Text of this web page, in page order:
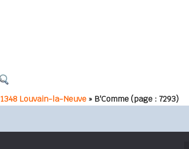
1348 Louvain-la-Neuve » B'Comme(page : 7293)